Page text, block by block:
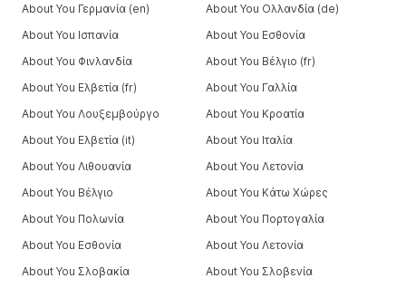
About You Γερμανία (en)
About You Ολλανδία (de)
About You Ισπανία
About You Εσθονία
About You Φινλανδία
About You Βέλγιο (fr)
About You Ελβετία (fr)
About You Γαλλία
About You Λουξεμβούργο
About You Κροατία
About You Ελβετία (it)
About You Ιταλία
About You Λιθουανία
About You Λετονία
About You Βέλγιο
About You Κάτω Χώρες
About You Πολωνία
About You Πορτογαλία
About You Εσθονία
About You Λετονία
About You Σλοβακία
About You Σλοβενία